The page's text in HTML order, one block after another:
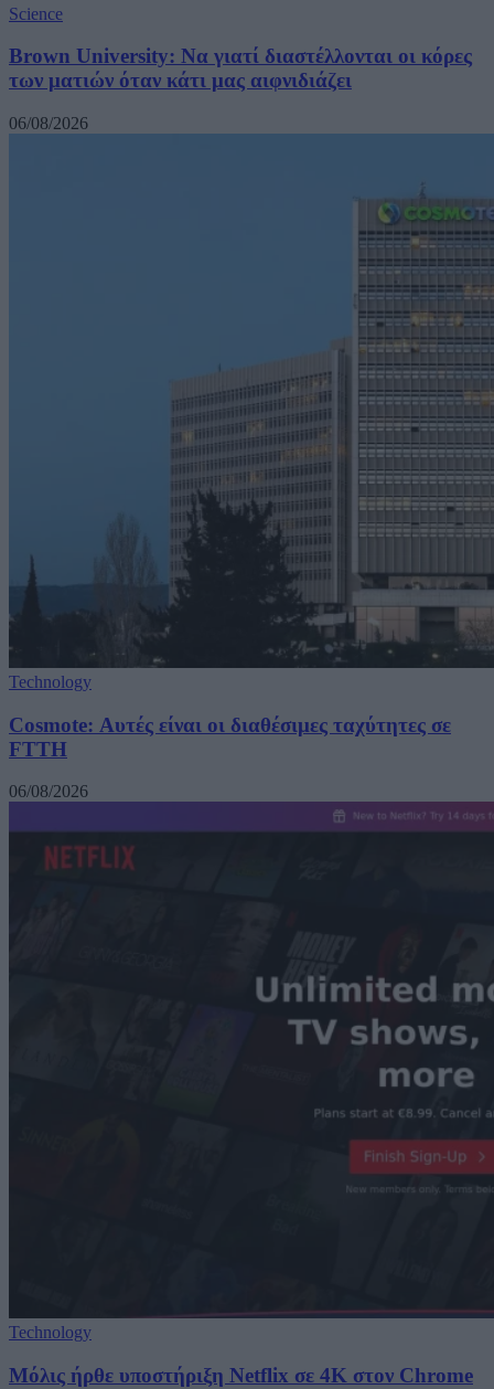
Science
Brown University: Να γιατί διαστέλλονται οι κόρες
των ματιών όταν κάτι μας αιφνιδιάζει
06/08/2026
Technology
Cosmote: Αυτές είναι οι διαθέσιμες ταχύτητες σε
FTTH
06/08/2026
Technology
Μόλις ήρθε υποστήριξη Netflix σε 4K στον Chrome